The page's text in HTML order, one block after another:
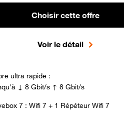
Choisir cette offre
Voir le détail
ultra rapide :
↓ 8 Gbit/s ↑ 8 Gbit/s
7 : Wifi 7 + 1 Répéteur Wifi 7